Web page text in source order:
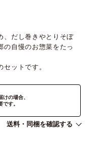
、だし巻きやとりそぼ
の自慢のお惣菜をたっ
ットです。
の場合、
です。
送料・同梱を確認する